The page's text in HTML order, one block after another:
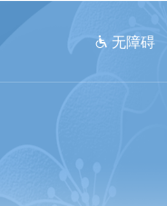
 无障碍